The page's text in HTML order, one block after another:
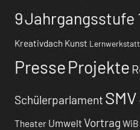
9Jahrgangsstufe
Kreativdach Kunst Lernwerkstatt
PresseProjekte
Schülerparlament SMV
Theater UmweltVortrag WiB